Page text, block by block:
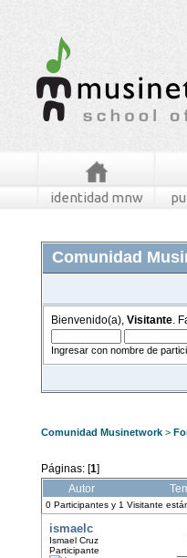
identidad mnw
Comunidad
Bienvenido(a), Visitante .
Ingresar con nombre de
Comunidad Musinetwork >
Páginas: [1]
Autor
0 Participantes y 1 Visitante
ismaelc
Ismael Cruz
Participante